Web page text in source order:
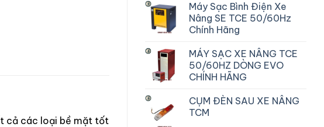
Máy Sạc Bình Điện Xe
Nâng SE TCE 50/60Hz
Chính Hãng
MÁY SẠC XE NÂNG TCE
50/60HZ DÒNG EVO
CHÍNH HÃNG
CỤM ĐÈN SAU XE NÂNG
TCM
cả các loại bề mặt tốt